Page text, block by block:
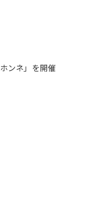
ンネ」を開催